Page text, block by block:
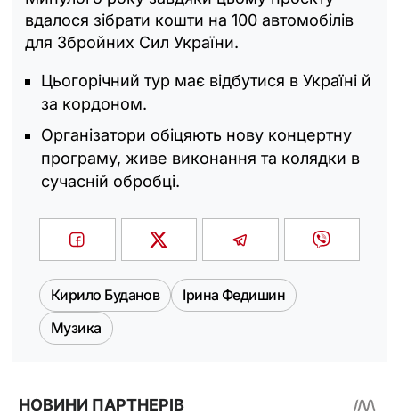
вдалося зібрати кошти на 100 автомобілів
для Збройних Сил України.
Цьогорічний тур має відбутися в Україні й
за кордоном.
Організатори обіцяють нову концертну
програму, живе виконання та колядки в
сучасній обробці.
Кирило Буданов
Ірина Федишин
Музика